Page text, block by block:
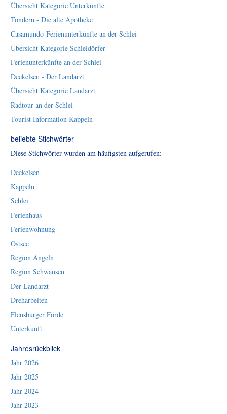
Übersicht Kategorie Unterkünfte
Tondern - Die alte Apotheke
Casamundo-Ferienunterkünfte an der Schlei
Übersicht Kategorie Schleidörfer
Ferienunterkünfte an der Schlei
Deekelsen - Der Landarzt
Übersicht Kategorie Landarzt
Radtour an der Schlei
Tourist Information Kappeln
beliebte Stichwörter
Diese Stichwörter wurden am häufigsten aufgerufen:
Deekelsen
Kappeln
Schlei
Ferienhaus
Ferienwohnung
Ostsee
Region Angeln
Region Schwansen
Der Landarzt
Dreharbeiten
Flensburger Förde
Unterkunft
Jahresrückblick
Jahr 2026
Jahr 2025
Jahr 2024
Jahr 2023